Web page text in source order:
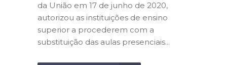
da União em 17 de junho de 2020,
autorizou as instituições de ensino
superior a procederem com a
substituição das aulas presenciais...